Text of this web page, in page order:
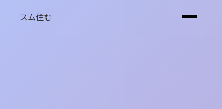
スム住む